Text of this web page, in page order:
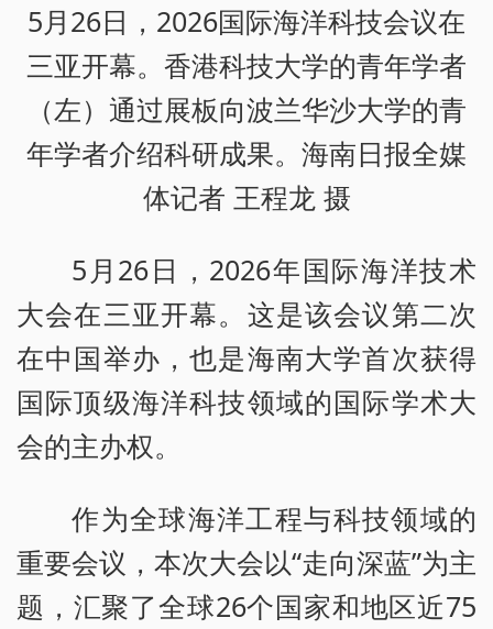
5月26日，2026国际海洋科技会议在
三亚开幕。香港科技大学的青年学者
（左）通过展板向波兰华沙大学的青
年学者介绍科研成果。海南日报全媒
体记者 王程龙 摄
5月26日，2026年国际海洋技术
大会在三亚开幕。这是该会议第二次
在中国举办，也是海南大学首次获得
国际顶级海洋科技领域的国际学术大
会的主办权。
作为全球海洋工程与科技领域的
重要会议，本次大会以“走向深蓝”为主
题，汇聚了全球26个国家和地区近75